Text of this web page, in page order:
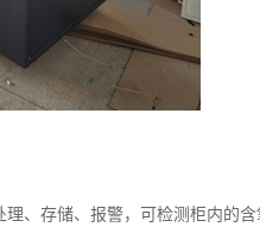
、存储、报警，可检测柜内的